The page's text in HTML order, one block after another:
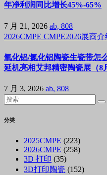
年净利润同比增长45%-65%
7 月 21, 2026 ab, 808
2026CMPE CMPE2026展商介
氧化铝/氮化铝陶瓷生瓷带怎
延机亮相艾邦精密陶瓷展（8
7 月 3, 2026 ab, 808
分类
2025CMPE (223)
2026CMPE (258)
3D 打印 (35)
3D打印陶瓷 (152)